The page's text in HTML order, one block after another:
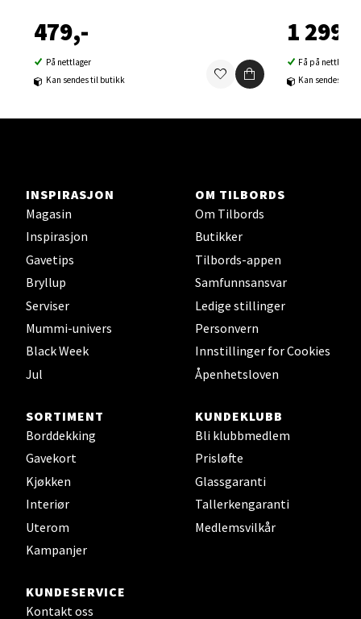
479,-
På nettlager
Kan sendes til butikk
1 299,-
Få på nettlager
Kan sendes til
INSPIRASJON
Magasin
Inspirasjon
Gavetips
Bryllup
Serviser
Mummi-univers
Black Week
Jul
OM TILBORDS
Om Tilbords
Butikker
Tilbords-appen
Samfunnsansvar
Ledige stillinger
Personvern
Innstillinger for Cookies
Åpenhetsloven
SORTIMENT
Borddekking
Gavekort
Kjøkken
Interiør
Uterom
Kampanjer
KUNDEKLUBB
Bli klubbmedlem
Prisløfte
Glassgaranti
Tallerkengaranti
Medlemsvilkår
KUNDESERVICE
Kontakt oss
Velg
Ski - Thon Senter Ski
0 i butikk
Sortland - Sortland Storsenter
Strangata 26, 8400 Sortland
Velg
Steinkjer - Thon Senter Steinkjer
Sjøfartsgata 2, 7714 Steinkjer
0 i butikk